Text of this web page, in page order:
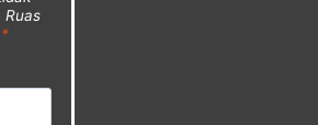
Ruas
*